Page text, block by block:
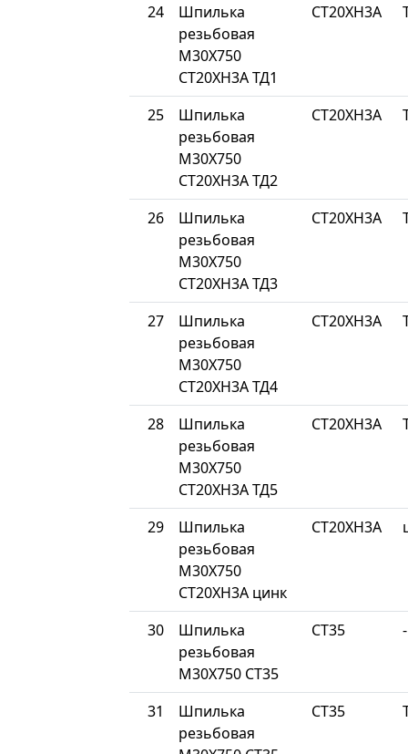
24
Шпилька
резьбовая
М30Х750
СТ20ХН3А ТД1
СТ20ХН3А
25
Шпилька
резьбовая
М30Х750
СТ20ХН3А ТД2
СТ20ХН3А
26
Шпилька
резьбовая
М30Х750
СТ20ХН3А ТД3
СТ20ХН3А
27
Шпилька
резьбовая
М30Х750
СТ20ХН3А ТД4
СТ20ХН3А
28
Шпилька
резьбовая
М30Х750
СТ20ХН3А ТД5
СТ20ХН3А
29
Шпилька
резьбовая
М30Х750
СТ20ХН3А цинк
СТ20ХН3А
30
Шпилька
резьбовая
М30Х750 СТ35
СТ35 -
31
Шпилька
резьбовая
СТ35